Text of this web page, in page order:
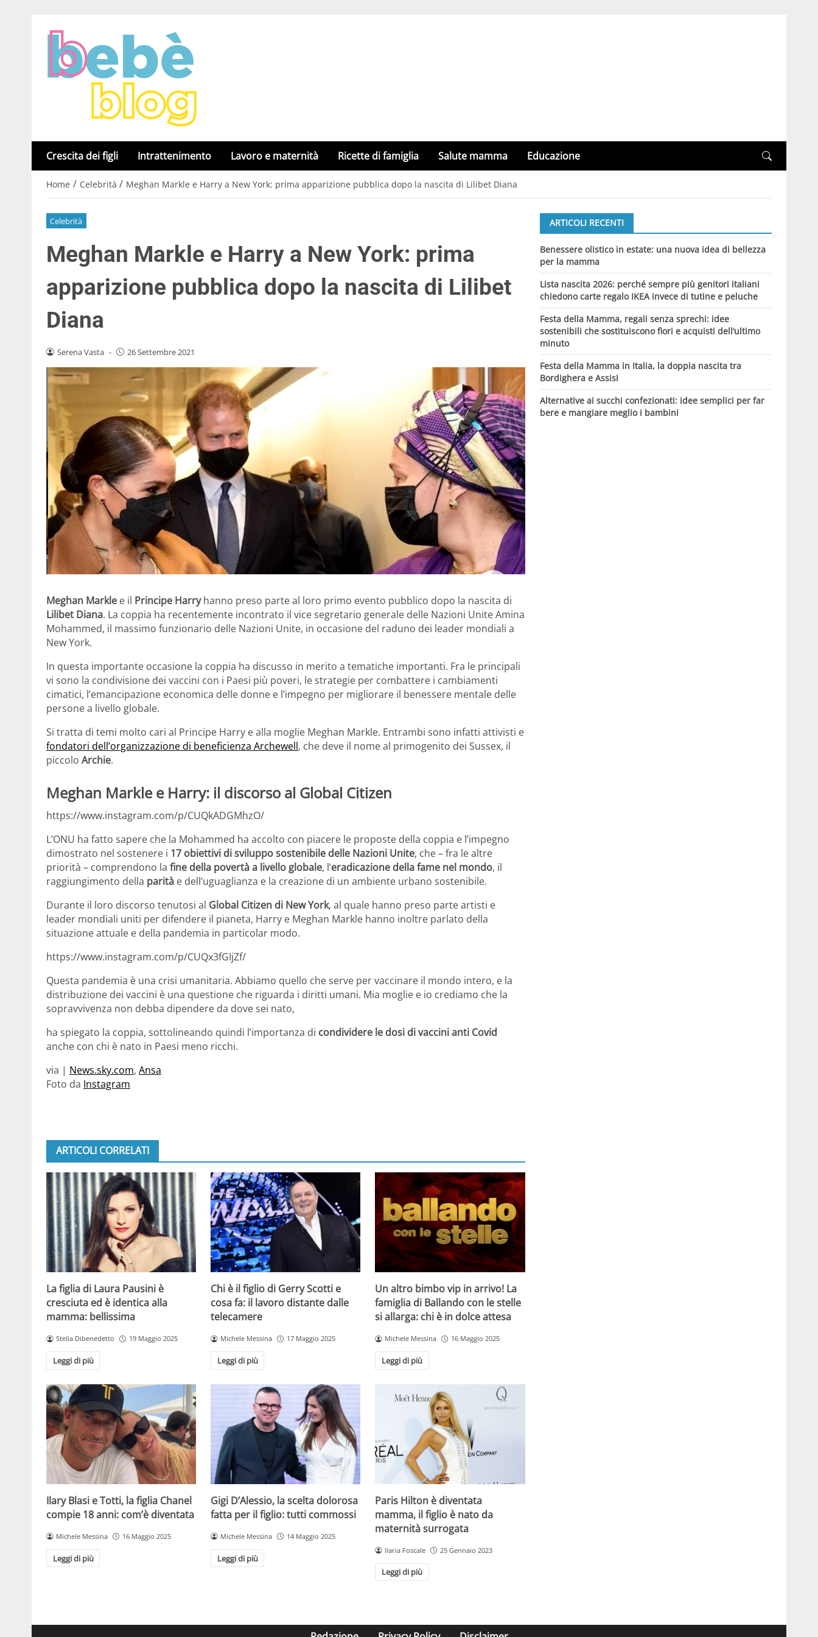
Crescita dei figli Intrattenimento Lavoro e maternità Ricette di famiglia Salute mamma Educazione
Home / Celebrità / Meghan Markle e Harry a New York: prima apparizione pubblica dopo la nascita di Lilibet Diana
Celebrità
Meghan Markle e Harry a New York: prima
apparizione pubblica dopo la nascita di Lilibet
Diana
Serena Vasta - 26 Settembre 2021
Meghan Markle e il Principe Harryhanno preso parte al loro primo evento pubblico dopo la nascita di
Lilibet Diana. La coppia ha recentemente incontrato il vice segretario generale delle Nazioni Unite Amina
Mohammed, il massimo funzionario delle Nazioni Unite, in occasione del raduno dei leader mondiali a
New York.
In questa importante occasione la coppia ha discusso in merito a tematiche importanti. Fra le principali
vi sono la condivisione dei vaccini con i Paesi più poveri, le strategie per combattere i cambiamenti
cimatici, l’emancipazione economica delle donne e l’impegno per migliorare il benessere mentale delle
persone a livello globale.
Si tratta di temi molto cari al Principe Harry e alla moglie Meghan Markle. Entrambi sono infatti attivisti e
fondatori dell’organizzazione di beneficienza Archewell, che deve il nome al primogenito dei Sussex, il
piccolo Archie.
Meghan Markle e Harry: il discorso al Global Citizen
https://www.instagram.com/p/CUQkADGMhzO/
L’ONU ha fatto sapere che la Mohammed ha accolto con piacere le proposte della coppia e l’impegno
dimostrato nel sostenere i 17 obiettivi di sviluppo sostenibile delle Nazioni Unite, che – fra le altre
priorità – comprendono la fine della povertà a livello globale, l’eradicazione della fame nel mondo, il
raggiungimento della parità e dell’uguaglianza e la creazione di un ambiente urbano sostenibile.
Durante il loro discorso tenutosi al Global Citizen di New York, al quale hanno preso parte artisti e
leader mondiali uniti per difendere il pianeta, Harry e Meghan Markle hanno inoltre parlato della
situazione attuale e della pandemia in particolar modo.
https://www.instagram.com/p/CUQx3fGIjZf/
Questa pandemia è una crisi umanitaria. Abbiamo quello che serve per vaccinare il mondo intero, e la
distribuzione dei vaccini è una questione che riguarda i diritti umani. Mia moglie e io crediamo che la
sopravvivenza non debba dipendere da dove sei nato,
ha spiegato la coppia, sottolineando quindi l’importanza di condividere le dosi di vaccini anti Covid
anche con chi è nato in Paesi meno ricchi.
via | News.sky.com, Ansa
Foto da Instagram
ARTICOLI CORRELATI
La figlia di Laura Pausini è
cresciuta ed è identica alla
mamma: bellissima
Stella Dibenedetto 19 Maggio 2025
Leggi di più
Chi è il figlio di Gerry Scotti e
cosa fa: il lavoro distante dalle
telecamere
Michele Messina 17 Maggio 2025
Leggi di più
Un altro bimbo vip in arrivo! La
famiglia di Ballando con le stelle
si allarga: chi è in dolce attesa
Michele Messina 16 Maggio 2025
Leggi di più
Ilary Blasi e Totti, la figlia Chanel
compie 18 anni: com’è diventata
Michele Messina 16 Maggio 2025
Leggi di più
Gigi D’Alessio, la scelta dolorosa
fatta per il figlio: tutti commossi
Michele Messina 14 Maggio 2025
Leggi di più
Paris Hilton è diventata
mamma, il figlio è nato da
maternità surrogata
Ilaria Foscale 25 Gennaio 2023
Leggi di più
ARTICOLI RECENTI
Benessere olistico in estate: una nuova idea di bellezza
per la mamma
Lista nascita 2026: perché sempre più genitori italiani
chiedono carte regalo IKEA invece di tutine e peluche
Festa della Mamma, regali senza sprechi: idee
sostenibili che sostituiscono fiori e acquisti dell’ultimo
minuto
Festa della Mamma in Italia, la doppia nascita tra
Bordighera e Assisi
Alternative ai succhi confezionati: idee semplici per far
bere e mangiare meglio i bambini